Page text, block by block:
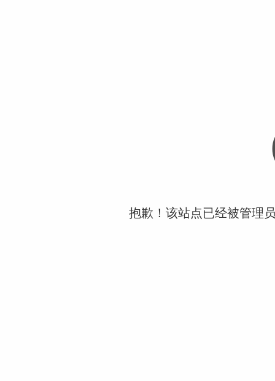
抱歉！该站点已经被管理